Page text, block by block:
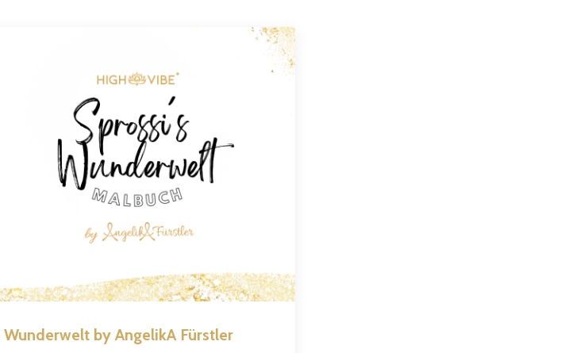
Wunderwelt by AngelikA Fürstler